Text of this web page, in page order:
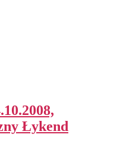
Łykend